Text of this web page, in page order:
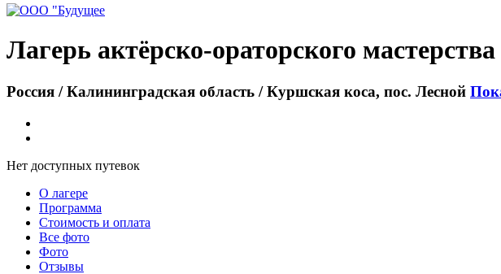
Лагерь актёрско-ораторского
Россия / Калининградская область / Куршская коса, пос. Лесной
Нет доступных путевок
О лагере
Программа
Стоимость и оплата
Все фото
Фото
Отзывы